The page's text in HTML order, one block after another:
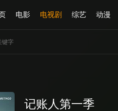
电影 电视剧 综艺 动漫
记账人第一季